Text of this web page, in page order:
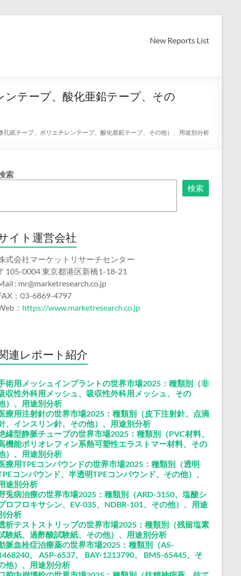
New Reports List
テープ、酸化亜鉛テープ、その
紙テープ、ポリエチレンテープ、酸化亜鉛テープ、その他）、用途別分析
索
検索
イト運営会社
式会社マーケットリサーチセンター
105-0004 東京都港区新橋1-18-21
: mr@marketresearch.co.jp
：03-6869-4797
： https://www.marketresearch.co.jp
連レポート紹介
術用メッシュインプラントの世界市場2025：種類別（非
収性外科用メッシュ、吸収性外科用メッシュ、その
）、用途別分析
療用注射針の世界市場2025：種類別（皮下注射針、点滴
、インスリン針、その他）、用途別分析
縁型静脈チューブの世界市場2025：種類別（PVC材料、
機能ポリオレフィン系熱可塑性エラストマー材料、その
）、用途別分析
療用TPEコンパウンドの世界市場2025：種類別（透明
コンパウンド、半透明TPEコンパウンド、その他）、
途別分析
兎病治療の世界市場2025：種類別（ARD-3150、塩酸シ
ロフロキサシン、EV-035、NDBR-101、その他）、用途
分析
析テストストリップの世界市場2025：種類別（残留塩素
験紙、過酢酸試験紙、その他）、用途別分析
脈血栓症治療薬の世界市場2025：種類別（AS-
、 ASP-6537、 BAY-1213790、 BMS-65445、そ
他）、用途別分析